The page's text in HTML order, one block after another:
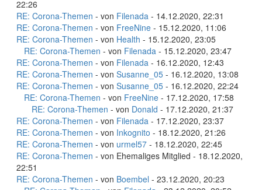
22:26
RE: Corona-Themen - von Filenada - 14.12.2020, 22:31
RE: Corona-Themen - von FreeNine - 15.12.2020, 11:06
RE: Corona-Themen - von Health - 15.12.2020, 23:05
RE: Corona-Themen - von Filenada - 15.12.2020, 23:47
RE: Corona-Themen - von Filenada - 16.12.2020, 12:43
RE: Corona-Themen - von Susanne_05 - 16.12.2020, 13:08
RE: Corona-Themen - von Susanne_05 - 16.12.2020, 22:24
RE: Corona-Themen - von FreeNine - 17.12.2020, 17:58
RE: Corona-Themen - von Donald - 17.12.2020, 21:37
RE: Corona-Themen - von Filenada - 17.12.2020, 23:37
RE: Corona-Themen - von Inkognito - 18.12.2020, 21:26
RE: Corona-Themen - von urmel57 - 18.12.2020, 22:45
RE: Corona-Themen - von Ehemaliges Mitglied - 18.12.2020,
22:51
RE: Corona-Themen - von Boembel - 23.12.2020, 20:23